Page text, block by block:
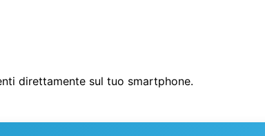
direttamente sul tuo smartphone.